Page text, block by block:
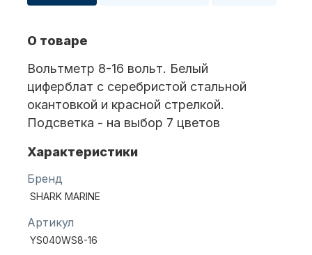
Автохолодильник KYODA
Дистанционное управление
О товаре
Вольтметр 8-16 вольт. Белый
циферблат с серебристой стальной
окантовкой и красной стрелкой.
Подсветка - на выбор 7 цветов
Характеристики
Бренд
SHARK MARINE
Артикул
YS040WS8-16